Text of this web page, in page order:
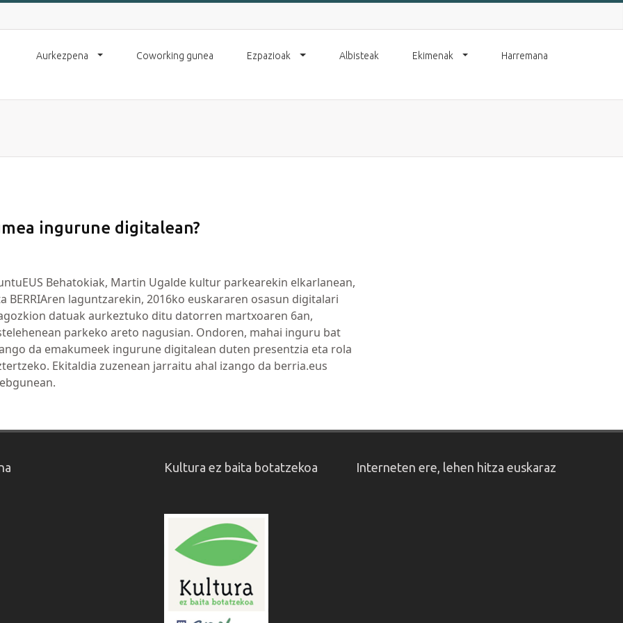
Aurkezpena Coworking gunea Ezpazioak Albisteak Ekimenak Harremana
ingurune digitalean?
Behatokiak, Martin Ugalde kultur parkearekin elkarlanean,
BERRIAren laguntzarekin, 2016ko euskararen osasun digitalari
datuak aurkeztuko ditu datorren martxoaren 6an,
parkeko areto nagusian. Ondoren, mahai inguru bat
da emakumeek ingurune digitalean duten presentzia eta rola
Ekitaldia zuzenean jarraitu ahal izango da berria.eus
Kultura ez baita botatzekoa Interneten ere, lehen hitza euskaraz